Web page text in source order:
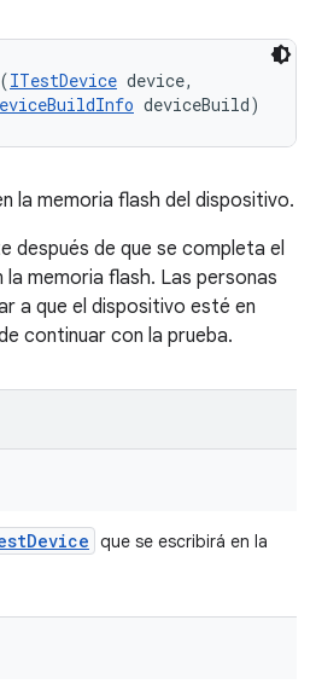
ITestDevice device,
deviceBuild)
la memoria flash del dispositivo.
después de que se completa el
memoria flash. Las personas
a que el dispositivo esté en
continuar con la prueba.
Device que se escribirá en la